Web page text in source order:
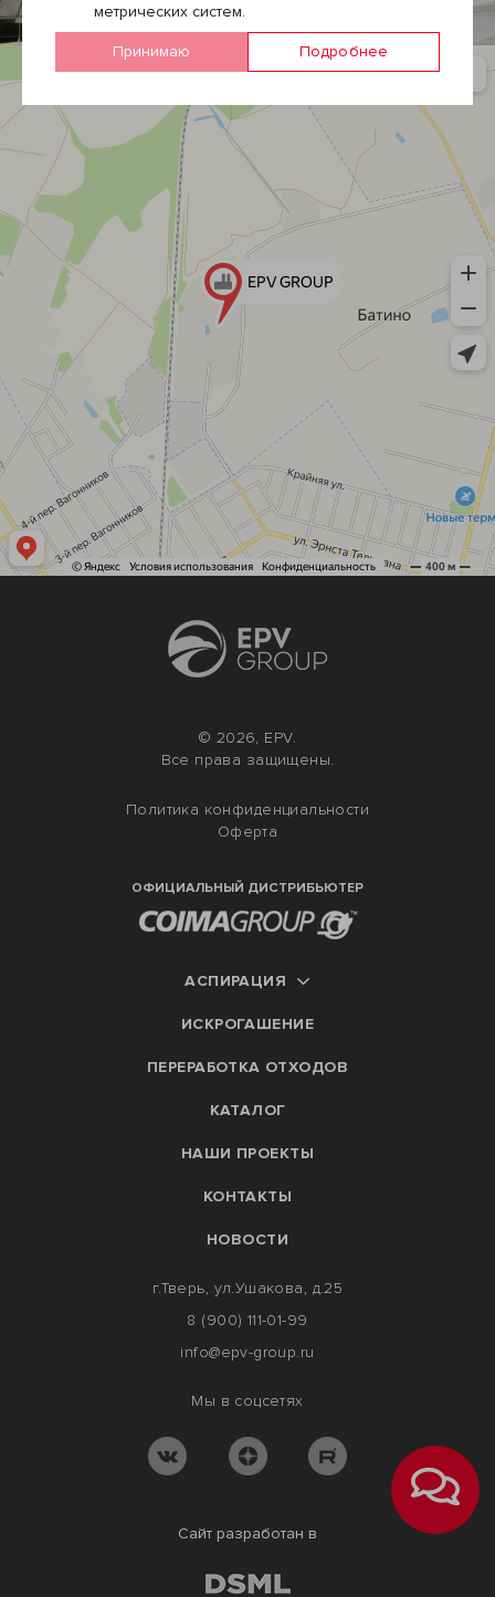
метрических систем.
Принимаю Подробнее
© 2026, EPV.
Все права защищены.
Политика конфиденциальности
Оферта
ОФИЦИАЛЬНЫЙ ДИСТРИБЬЮТЕР
г.Тверь, ул.Ушакова, д.25
8 (900) 111-01-99
info@epv-group.ru
АСПИРАЦИЯ
ИСКРОГАШЕНИЕ
ПЕРЕРАБОТКА ОТХОДОВ
КАТАЛОГ
НАШИ ПРОЕКТЫ
КОНТАКТЫ
НОВОСТИ
Мы в соцсетях
Сайт разработан в